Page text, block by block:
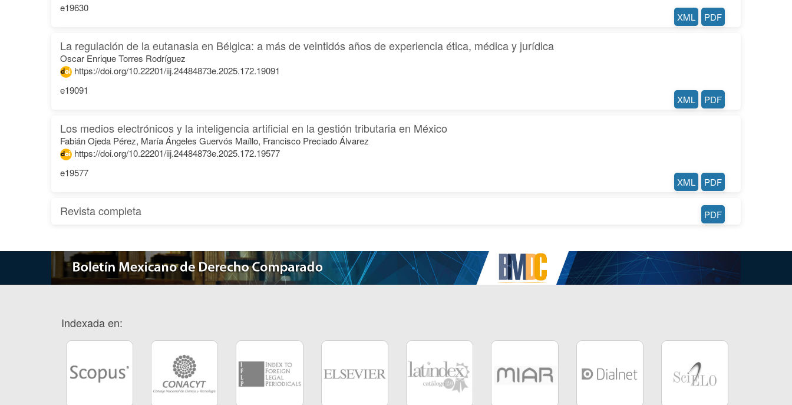
e19630
PDF
XML
La regulación de la eutanasia en Bélgica: a más de veintidós años de experiencia ética, médica y jurídica
Oscar Enrique Torres Rodríguez
https://doi.org/10.22201/iij.24484873e.2025.172.19091
e19091
PDF
XML
Los medios electrónicos y la inteligencia artificial en la gestión tributaria en México
Fabián Ojeda Pérez, María Ángeles Guervós Maíllo, Francisco Preciado Álvarez
https://doi.org/10.22201/iij.24484873e.2025.172.19577
e19577
PDF
XML
Revista completa PDF
Indexada en: